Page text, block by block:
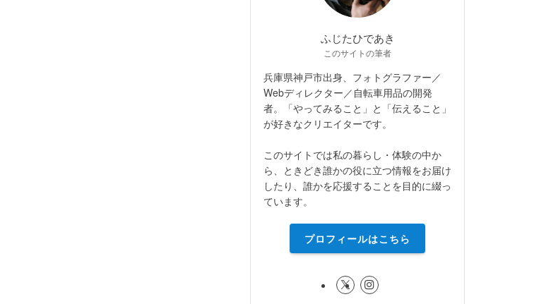
ふじたひであき
このサイトの筆者
兵庫県神戸市出身、フォトグラファー／
Webディレクター／自転車用品の開発
者。「やってみること」と「伝えること」
が好きなクリエイターです。
このサイトでは私の暮らし・体験の中か
ら、ときどき誰かの役に立つ情報をお届け
したり、誰かを応援することを目的に綴っ
ています。
プロフィールはこちら